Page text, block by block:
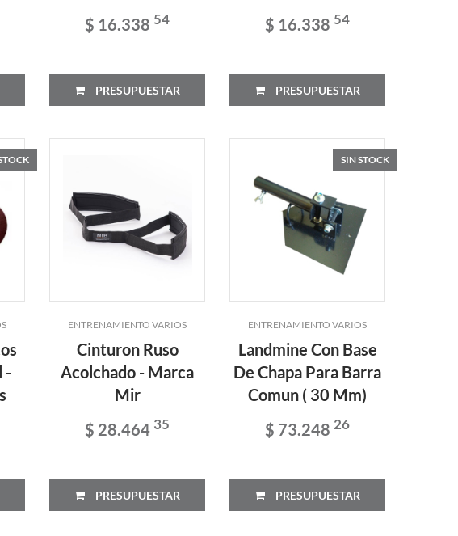
$ 16.338 54
PRESUPUESTAR
$ 16.338 54
PRESUPUESTAR
-
ENTRENAMIENTO VARIOS
Cinturon Ruso
Acolchado - Marca
Mir
$ 28.464 35
PRESUPUESTAR
SIN STOCK
ENTRENAMIENTO VARIOS
Landmine Con Base
De Chapa Para Barra
Comun ( 30 Mm)
$ 73.24826
PRESUPUESTAR